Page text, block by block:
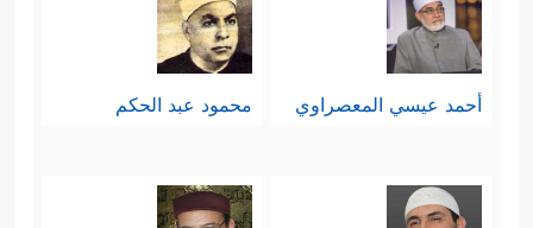
أحمد عيسي المعصراوي محمود عبد الحكم